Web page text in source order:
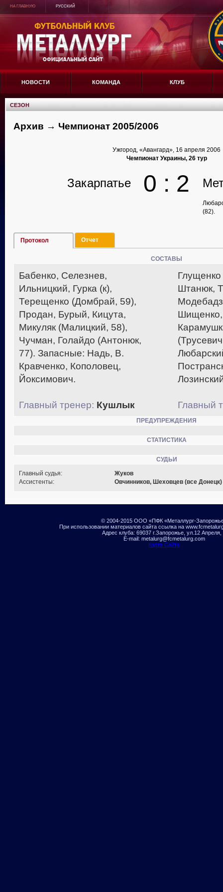
НА ГЛАВНУЮ РУССКИЙ
НОВОСТИ КОМАНДА КЛУБ
СЕЗОН
Архив → Чемпионат 2005/2006
Ужгород, «Авангард», 16 апреля 2006
Чемпионат Украины, 26 тур
Закарпатье 0 : 2
(82).
Протокол Отчет
СОСТАВЫ
Бабенко, Селезнев,
Ильницкий, Гурка (к),
Терещенко (Домбрай, 59),
Продан, Бурый, Кицута,
Микуляк (Малицкий, 58),
Чучман, Голайдо (Антонюк,
77). Запасные: Надь, В.
Кравченко, Кополовец,
Йоксимович.
Главный тренер: Кушлык
Глущенко
Штанюк,
Шищенко,
Главный
ПРЕДУПРЕЖДЕНИЯ
СТАТИСТИКА
СУДЬИ
Главный судья:
Ассистенты:
Жуков
Овчинников, Шеховцев (все Донецк)
© 2004-2015 ООО «ПФК «Металлург-
При использовании материалов сайта ссылка на
Адрес клуба: 69037 г.Запорожье, ул.12 Апреля,
E-mail: metalurg@fcmetalurg.com
Карта Сайта